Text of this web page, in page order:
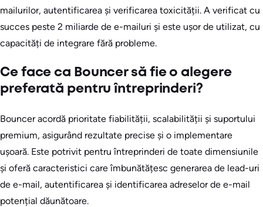
mailurilor, autentificarea și verificarea toxicității. A verificat cu
succes peste 2 miliarde de e-mailuri și este ușor de utilizat, cu
capacități de integrare fără probleme.
Ce face ca Bouncer să fie o alegere
preferată pentru întreprinderi?
Bouncer acordă prioritate fiabilității, scalabilității și suportului
premium, asigurând rezultate precise și o implementare
ușoară. Este potrivit pentru întreprinderi de toate dimensiunile
și oferă caracteristici care îmbunătățesc generarea de lead-uri
de e-mail, autentificarea și identificarea adreselor de e-mail
potențial dăunătoare.